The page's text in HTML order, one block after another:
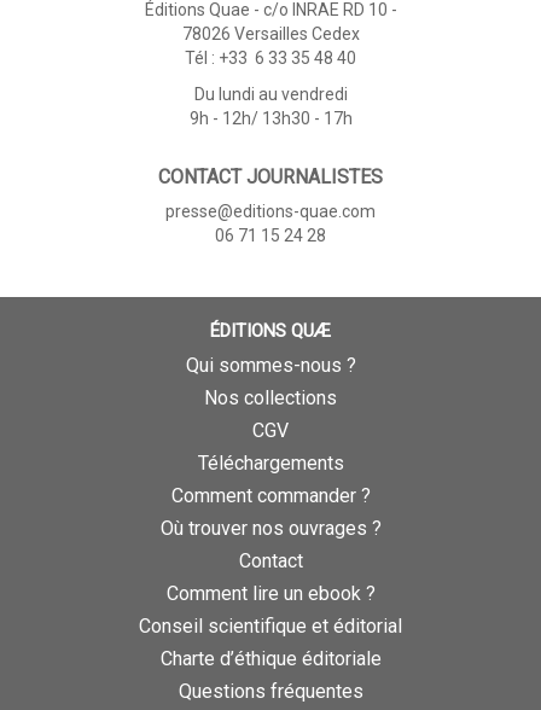
Éditions Quae - c/o INRAE RD 10 -
78026 Versailles Cedex
Tél : +33 6 33 35 48 40
Du lundi au vendredi
9h - 12h/ 13h30 - 17h
CONTACT JOURNALISTES
presse@editions-quae.com
06 71 15 24 28
ÉDITIONS QUÆ
Qui sommes-nous ?
Nos collections
CGV
Téléchargements
Comment commander ?
Où trouver nos ouvrages ?
Contact
Comment lire un ebook ?
Conseil scientifique et éditorial
Charte d’éthique éditoriale
Questions fréquentes